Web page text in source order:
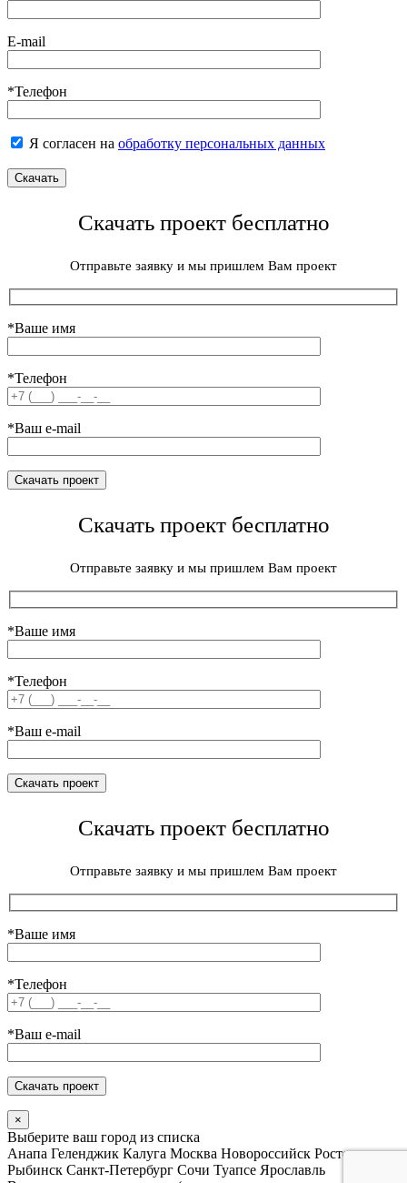
E-mail
*Телефон
Я согласен на обработку персональных данных
Скачать проект бесплатно
Отправьте заявку и мы пришлем Вам проект
*Ваше имя
*Телефон
*Ваш e-mail
Скачать проект бесплатно
Отправьте заявку и мы пришлем Вам проект
*Ваше имя
*Телефон
*Ваш e-mail
Скачать проект бесплатно
Отправьте заявку и мы пришлем Вам проект
*Ваше имя
*Телефон
*Ваш e-mail
×
Выберите ваш город из списка
Анапа Геленджик Калуга Москва Новороссийск Ростов
Рыбинск Санкт-Петербург Сочи Туапсе Ярославль